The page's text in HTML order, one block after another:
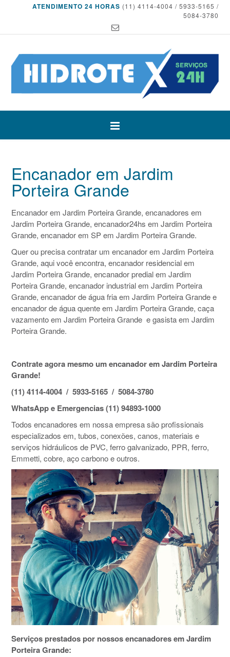
ATENDIMENTO 24 HORAS (11) 4114-4004 / 5933-5165 /
5084-3780
Encanador em Jardim
Porteira Grande
Encanador em Jardim Porteira Grande, encanadores em
Jardim Porteira Grande, encanador24hs em Jardim Porteira
Grande, encanador em SP em Jardim Porteira Grande.
Quer ou precisa contratar um encanador em Jardim Porteira
Grande, aqui você encontra, encanador residencial em
Jardim Porteira Grande, encanador predial em Jardim
Porteira Grande, encanador industrial em Jardim Porteira
Grande, encanador de água fria em Jardim Porteira Grande e
encanador de água quente em Jardim Porteira Grande, caça
vazamento em Jardim Porteira Grande e gasista em Jardim
Porteira Grande.
Contrate agora mesmo um encanador em Jardim Porteira
Grande!
(11) 4114-4004 / 5933-5165 / 5084-3780
WhatsApp e Emergencias (11) 94893-1000
Todos encanadores em nossa empresa são profissionais
especializados em, tubos, conexões, canos, materiais e
serviços hidráulicos de PVC, ferro galvanizado, PPR, ferro,
Emmetti, cobre, aço carbono e outros.
Serviços prestados por nossos encanadores em Jardim
Porteira Grande: